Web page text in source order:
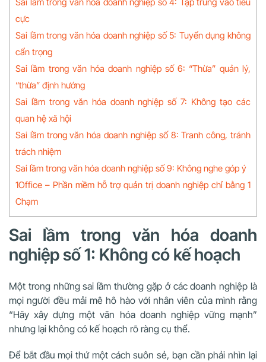
cực
Sai lầm trong văn hóa doanh nghiệp số 5: Tuyển dụng không
cẩn trọng
Sai lầm trong văn hóa doanh nghiệp số 6: “Thừa” quản lý,
“thừa” định hướng
Sai lầm trong văn hóa doanh nghiệp số 7: Không tạo các
quan hệ xã hội
Sai lầm trong văn hóa doanh nghiệp số 8: Tranh công, tránh
trách nhiệm
Sai lầm trong văn hóa doanh nghiệp số 9: Không nghe góp ý
1Office – Phần mềm hỗ trợ quản trị doanh nghiệp chỉ bằng 1
Chạm
Sai lầm trong văn hóa doanh
nghiệp số 1: Không có kế hoạch
Một trong những sai lầm thường gặp ở các doanh nghiệp là
mọi người đều mải mê hô hào với nhân viên của mình rằng
“Hãy xây dựng một văn hóa doanh nghiệp vững mạnh”
nhưng lại không có kế hoạch rõ ràng cụ thể.
Để bắt đầu mọi thứ một cách suôn sẻ, bạn cần phải nhìn lại